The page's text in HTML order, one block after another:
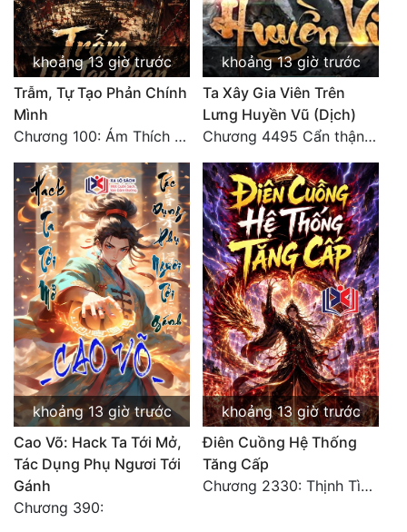
Đẹp Hiệp
Tính Cách Nhân Vật :
Cơ Trí
Sát Phạt Quyết Đoán
Vô Sỉ
Điềm Đạm
khoảng 13 giờ trước
Trẫm, Tự Tạo Phản Chính
Mình
Chương 100: Ám Thích Trên Vân Sơn
khoảng 13 giờ trước
Ta Xây Gia Viên Trên
Lưng Huyền Vũ (Dịch)
Chương 4495 Cẩn thận một chút vẫn là tốt.
khoảng 13 giờ trước
Cao Võ: Hack Ta Tới Mở,
Tác Dụng Phụ Ngươi Tới
Gánh
Chương 390:
khoảng 13 giờ trước
Điên Cuồng Hệ Thống
Tăng Cấp
Chương 2330: Thịnh Tình Mời Chào